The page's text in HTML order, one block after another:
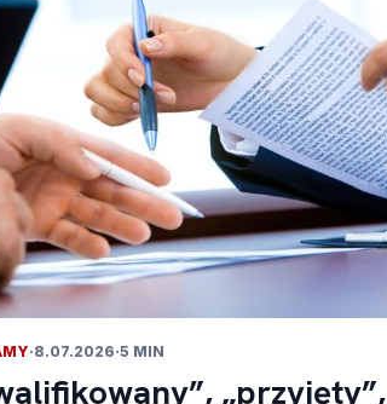
·8.07.2026·5 MIN
„przyjęty”,